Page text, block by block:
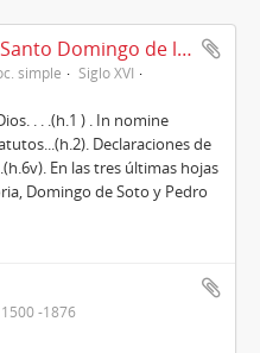
Estatutos del Colegio de Santo Domingo de la Cruz.
simple
Siglo XVI
. . .(h.1 ) . In nomine
Declaraciones de
En las tres últimas hojas
Domingo de Soto y Pedro
1500 -1876